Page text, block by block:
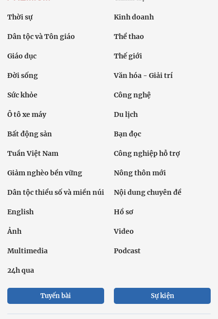
Thời sự Kinh doanh
Dân tộc và Tôn giáo Thể thao
Giáo dục Thế giới
Đời sống Văn hóa - Giải trí
Sức khỏe Công nghệ
Ô tô xe máy Du lịch
Bất động sản Bạn đọc
Tuần Việt Nam Công nghiệp hỗ trợ
Giảm nghèo bền vững Nông thôn mới
Dân tộc thiểu số và miền núi Nội dung chuyên đề
English Hồ sơ
Ảnh Video
Multimedia Podcast
24h qua
Tuyến bài Sự kiện